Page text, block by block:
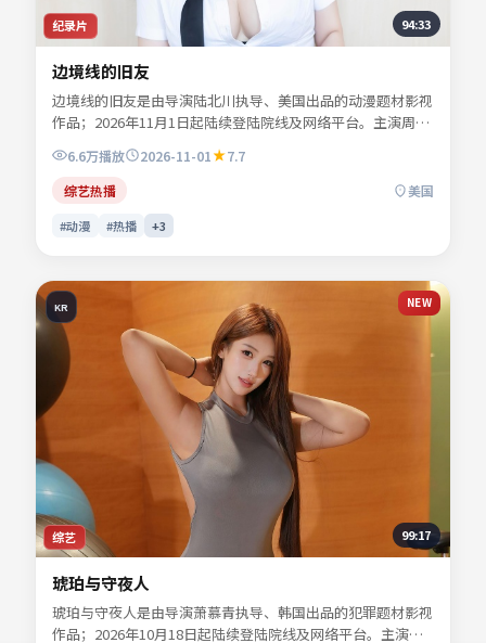
纪录片 94:33
边境线的旧友
边境线的旧友是由导演陆北川执导、美国出品的动漫题材影视
作品；2026年11月1日起陆续登陆院线及网络平台。主演周屿
森、乔叙言、苏念白、谢书砚等共同诠释一段充满转折的人物
命运。故事围绕都市边缘人物的抉择展开，情感真挚而不失悬
念。适合检索「动漫电影」「美国影片」「2026年上映」等
关键词的观众收藏。
6.6万播放 2026-11-01
7.7
综艺热播
美国
#动漫 #热播 +3
综艺
KR NEW
99:17
琥珀与守夜人
琥珀与守夜人是由导演萧慕青执导、韩国出品的犯罪题材影视
作品；2026年10月18日起陆续登陆院线及网络平台。主演谢